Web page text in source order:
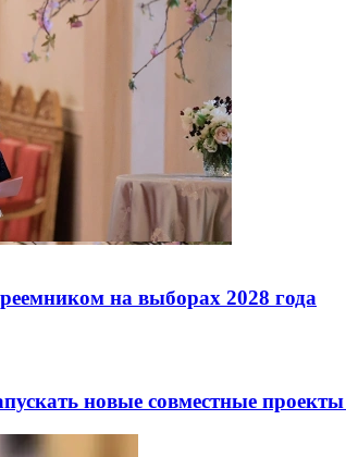
на выборах 2028 года
новые совместные проекты